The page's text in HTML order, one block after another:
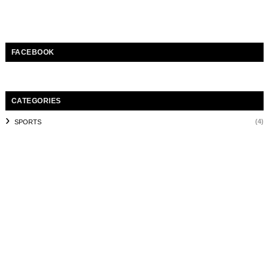
FACEBOOK
CATEGORIES
SPORTS (4)